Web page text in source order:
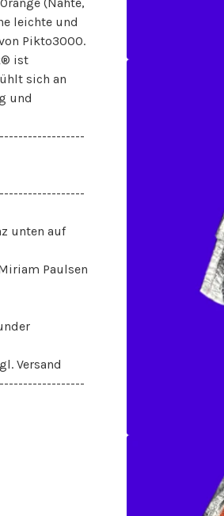
leichte und
Pikto3000.
ist
sich an
und
unten auf
Paulsen
Versand